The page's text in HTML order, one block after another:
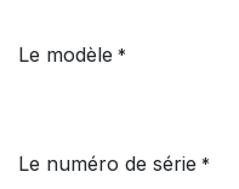
Le modèle *
Le numéro de série *